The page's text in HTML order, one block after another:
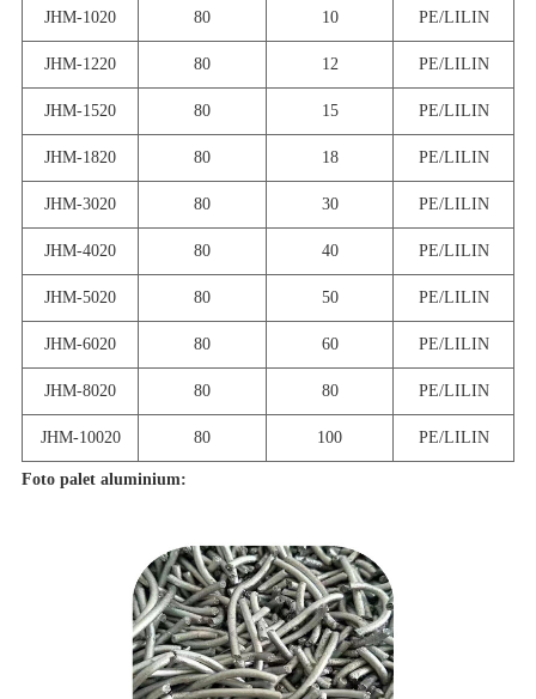
JHM-1020 80 10 PE/LILIN
JHM-1220 80 12 PE/LILIN
JHM-1520 80 15 PE/LILIN
JHM-1820 80 18 PE/LILIN
JHM-3020 80 30 PE/LILIN
JHM-4020 80 40 PE/LILIN
JHM-5020 80 50 PE/LILIN
JHM-6020 80 60 PE/LILIN
JHM-8020 80 80 PE/LILIN
JHM-10020 80 100 PE/LILIN
Foto palet aluminium: